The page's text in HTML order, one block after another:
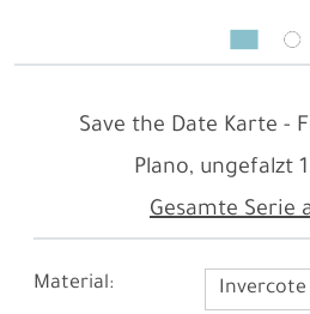
Save the Date Karte -
Gesamte Serie
Plano, ungefalzt
Material: Invercote